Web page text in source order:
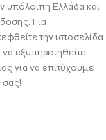
υπόλοιπη Ελλάδα και
Για
την ιστοσελίδα
εξυπηρετηθείτε
για να επιτύχουμε
σας!